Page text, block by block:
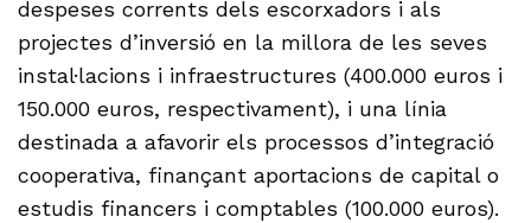
despeses corrents dels escorxadors i als
projectes d’inversió en la millora de les seves
instal·lacions i infraestructures (400.000 euros i
150.000 euros, respectivament), i una línia
destinada a afavorir els processos d’integració
cooperativa, finançant aportacions de capital o
estudis financers i comptables (100.000 euros).